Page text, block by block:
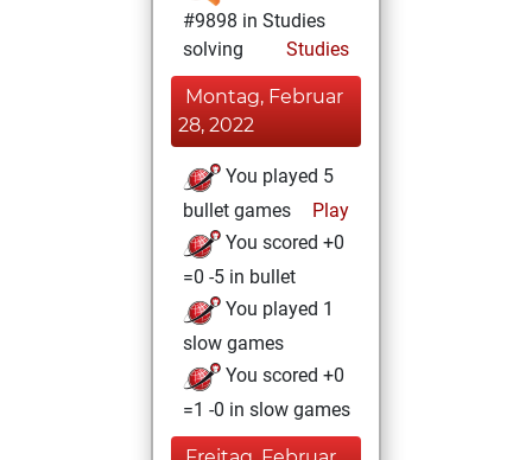
#9898 in Studies
solving
Studies
Montag, Februar
28, 2022
You played 5
bullet games
Play
You scored +0
=0 -5 in bullet
You played 1
slow games
You scored +0
=1 -0 in slow games